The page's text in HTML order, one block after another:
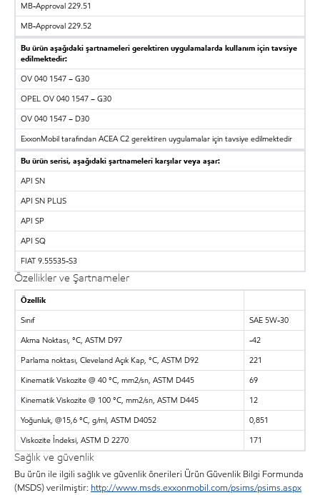
MB-Approval 229.51
MB-Approval 229.52
Bu ürün aşağıdaki şartnameleri gerektiren uygulamalarda kullanım için tavsiye
edilmektedir:
OV 040 1547 – G30
OPEL OV 040 1547 – G30
OV 040 1547 – D30
ExxonMobil tarafından ACEA C2 gerektiren uygulamalar için tavsiye edilmektedir
Bu ürün serisi, aşağıdaki şartnameleri karşılar veya aşar:
API SN
API SN PLUS
API SP
API SQ
FIAT 9.55535-S3
Özellikler ve Şartnameler
Özellik
Sınıf
SAE 5W-30
Akma Noktası, °C, ASTM D97
-42
Parlama noktası, Cleveland Açık Kap, °C, ASTM D92
221
Kinematik Viskozite @ 40 °C, mm2/sn, ASTM D445
69
Kinematik Viskozite @ 100 °C, mm2/sn, ASTM D445
12
Yoğunluk, @15,6 °C, g/ml, ASTM D4052
0,851
Viskozite İndeksi, ASTM D 2270
171
Sağlık ve güvenlik
Bu ürün ile ilgili sağlık ve güvenlik önerileri Ürün Güvenlik Bilgi Formunda
(MSDS) verilmiştir: http://www.msds.exxonmobil.com/psims/psims.aspx